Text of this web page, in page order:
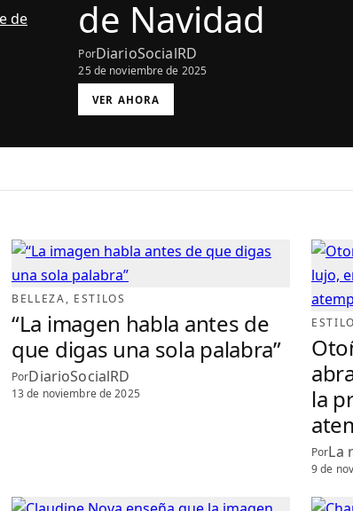
de Navidad
PorDiarioSocialRD
25 de noviembre de 2025
VER AHORA
:
L
E
N
0
Ñ
O
S
C
N
G
A
N
D
E
S
F
BELLEZA, ESTILOS
“La imagen habla antes de
que digas una sola palabra”
PorDiarioSocialRD
13 de noviembre de 2025
la
PorLa
9 de